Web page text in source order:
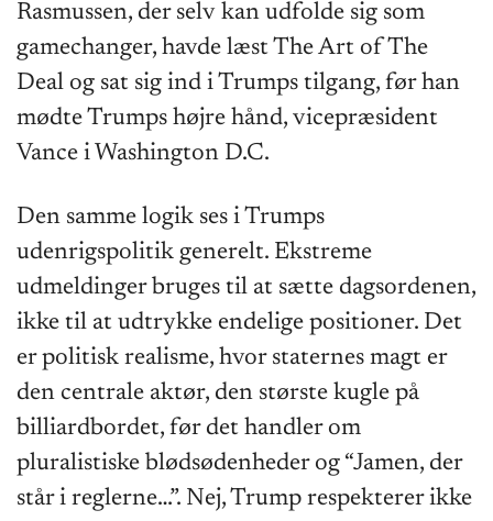
Rasmussen, der selv kan udfolde sig som
gamechanger, havde læst The Art of The
Deal og sat sig ind i Trumps tilgang, før han
mødte Trumps højre hånd, vicepræsident
Vance i Washington D.C.
Den samme logik ses i Trumps
udenrigspolitik generelt. Ekstreme
udmeldinger bruges til at sætte dagsordenen,
ikke til at udtrykke endelige positioner. Det
er politisk realisme, hvor staternes magt er
den centrale aktør, den største kugle på
billiardbordet, før det handler om
pluralistiske blødsødenheder og “Jamen, der
står i reglerne…”. Nej, Trump respekterer ikke